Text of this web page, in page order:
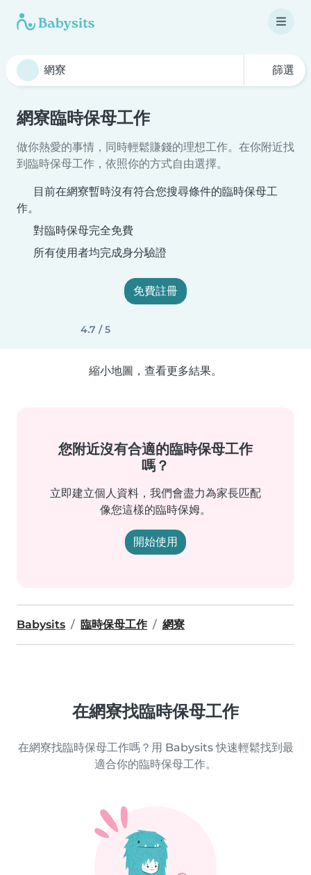
篩選
網寮臨時保母工作
做你熱愛的事情，同時輕鬆賺錢的理想工作。在你附近找
到臨時保母工作，依照你的方式自由選擇。
目前在網寮暫時沒有符合您搜尋條件的臨時保母工
作。
對臨時保母完全免費
所有使用者均完成身分驗證
免費註冊
4.7 / 5
縮小地圖，查看更多結果。
您附近沒有合適的臨時保母工作
嗎？
立即建立個人資料，我們會盡力為家長匹配
像您這樣的臨時保姆。
開始使用
Babysits 臨時保母工作 網寮
在網寮找臨時保母工作
在網寮找臨時保母工作嗎？用 Babysits 快速輕鬆找到最
適合你的臨時保母工作。